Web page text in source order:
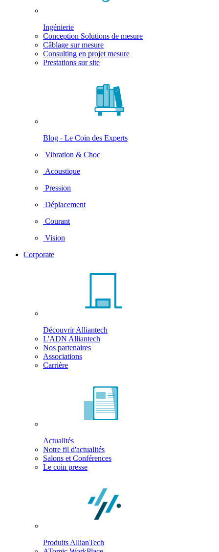
Ingénierie
Conception Solutions de mesure
Câblage sur mesure
Consulting en projet mesure
Prestations sur site
Blog - Le Coin des Experts
Vibration & Choc
Acoustique
Pression
Déplacement
Courant
Vision
Corporate
Découvrir Alliantech
L'ADN Alliantech
Nos partenaires
Associations
Carrière
Actualités
Notre fil d'actualités
Salons et Conférences
Le coin presse
Produits AllianTech